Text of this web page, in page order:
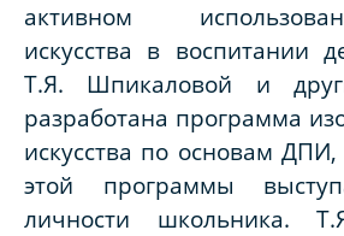
активном
искусства в воспитании
Т.Я. Шпикаловой и
разработана программа
искусства по основам
этой программы
личности школьника.